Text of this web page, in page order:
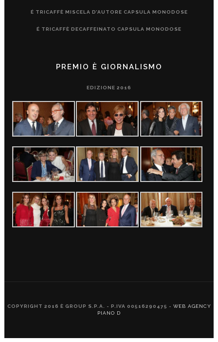
É TRICAFFÈ MISCELA D’AUTORE CAPSULA MONODOSE
É TRICAFFÈ DECAFFEINATO CAPSULA MONODOSE
PREMIO È GIORNALISMO
EDIZIONE 2016
COPYRIGHT 2016 È GROUP S.P.A. - P.IVA 00516290475 - WEB AGENCY
PIANO D